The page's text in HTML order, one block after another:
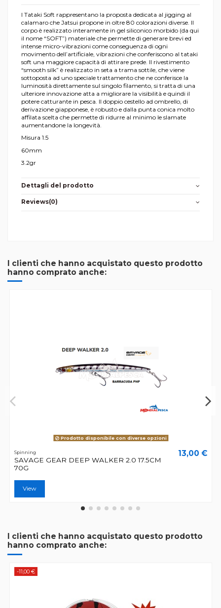
I Tataki Soft rappresentano la proposta dedicata al jigging al
calamaro che Jatsui propone in oltre 80 colorazioni diverse. Il
corpo è realizzato interamente in gel siliconico morbido (da qui
il nome “SOFT”) materiale che permette di generare brevi ed
intense micro-vibrazioni come conseguenza di ogni
movimento dell’artificiale, vibrazioni che conferiscono al tataki
soft una maggiore capacità di attirare prede. Il rivestimento
“smooth silk” è realizzato in seta a trama sottile, che viene
sottoposta ad uno speciale trattamento che ne conferisce la
luminosità direttamente sul singolo filamento, si tratta di una
ulteriore innovazione atta a migliorare la visibilità e quindi il
potere catturante in pesca. Il doppio cestello ad ombrello, di
derivazione giapponese, è robusto e dalla punta conica molto
affilata scelta che permette di ridurre al minimo le slamate
aumentandone la longevità.
Misura 1.5
60mm
3.2gr
Dettagli del prodotto
Reviews(0)
I clienti che hanno acquistato questo prodotto
hanno comprato anche:
Prodotto disponibile con diverse opzioni
Spinning
SAVAGE GEAR DEEP WALKER 2.0 17.5CM
70G
13,00 €
View
I clienti che hanno acquistato questo prodotto
hanno comprato anche:
-11,00 €